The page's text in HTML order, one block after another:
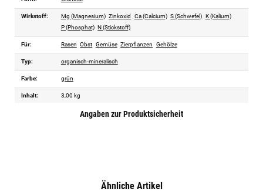
Wirkstoff: Mg (Magnesium) Zinkoxid Ca (Calcium) S (Schwefel) K (Kalium)
P (Phosphat) N (Stickstoff)
Für: Rasen Obst Gemüse Zierpflanzen Gehölze
Typ: organisch-mineralisch
Farbe: grün
Inhalt: 3,00 kg
Angaben zur Produktsicherheit
Ähnliche Artikel